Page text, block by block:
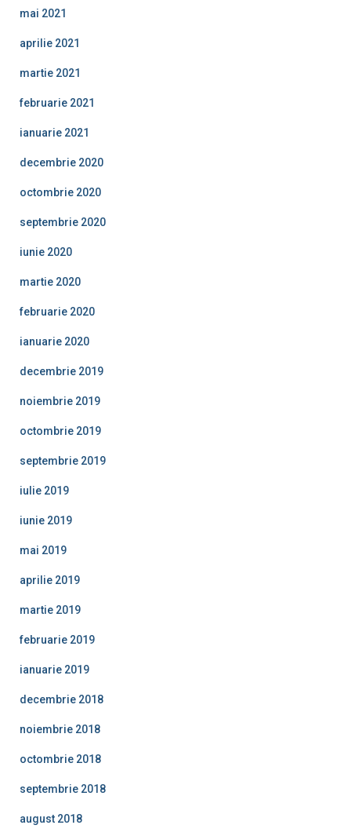
mai 2021
aprilie 2021
martie 2021
februarie 2021
ianuarie 2021
decembrie 2020
octombrie 2020
septembrie 2020
iunie 2020
martie 2020
februarie 2020
ianuarie 2020
decembrie 2019
noiembrie 2019
octombrie 2019
septembrie 2019
iulie 2019
iunie 2019
mai 2019
aprilie 2019
martie 2019
februarie 2019
ianuarie 2019
decembrie 2018
noiembrie 2018
octombrie 2018
septembrie 2018
august 2018